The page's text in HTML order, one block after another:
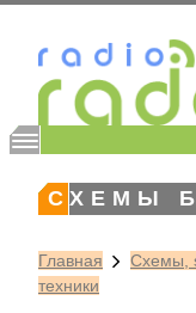
СХЕМЫ
Главная Схемы,
техники